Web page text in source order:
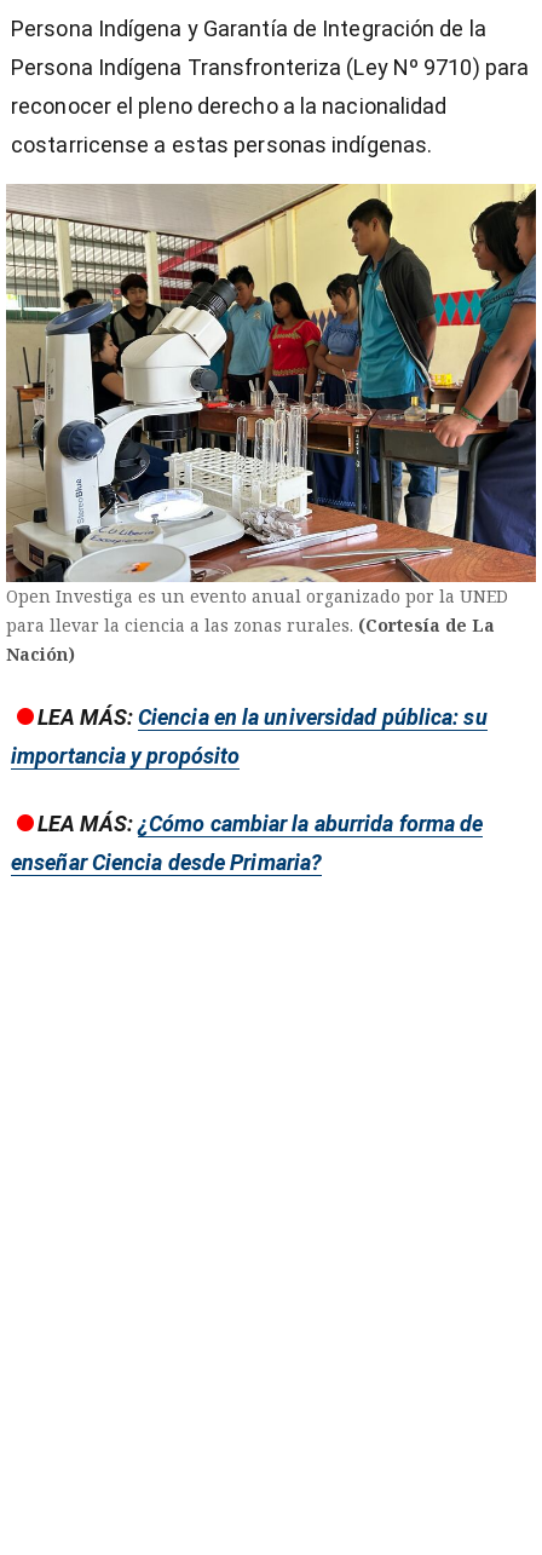
Persona Indígena y Garantía de Integración de la
Persona Indígena Transfronteriza (Ley Nº 9710) para
reconocer el pleno derecho a la nacionalidad
costarricense a estas personas indígenas.
Open Investiga es un evento anual organizado por la UNED
para llevar la ciencia a las zonas rurales. (Cortesía de La
Nación)
LEA MÁS:Ciencia en la universidad pública: su
importancia y propósito
LEA MÁS:¿Cómo cambiar la aburrida forma de
enseñar Ciencia desde Primaria?